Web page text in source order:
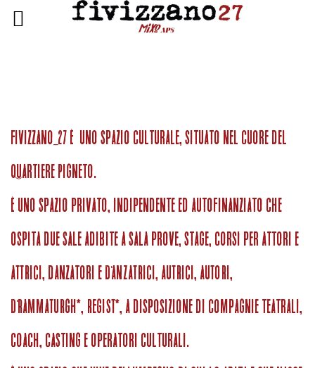
Fivizzano_27 è uno spazio culturale, situato nel cuore del
quartiere Pigneto.
È uno spazio privato, indipendente ed autofinanziato che
ospita due sale adibite a sala prove, stage, corsi per attori E
ATTRICI, danzatori E DANZATRICI, AUTRICI, AUTORI,
DRAMMATURGH*, REGIST*, a disposizione di compagnie teatrali,
coach, casting e operatori culturali.